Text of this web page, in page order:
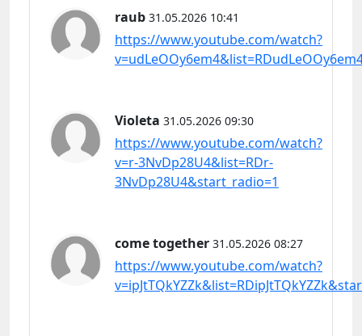
raub 31.05.2026 10:41
https://www.youtube.com/watch?
Violeta 31.05.2026 09:30
https://www.youtube.com/watch?
v=r-3NvDp28U4&list=RDr-
3NvDp28U4&start_radio=1
come together 31.05.2026 08:27
https://www.youtube.com/watch?